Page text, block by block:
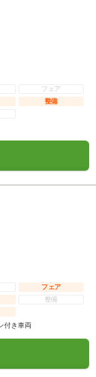
フェア
整備
フェア
整備
付き車両